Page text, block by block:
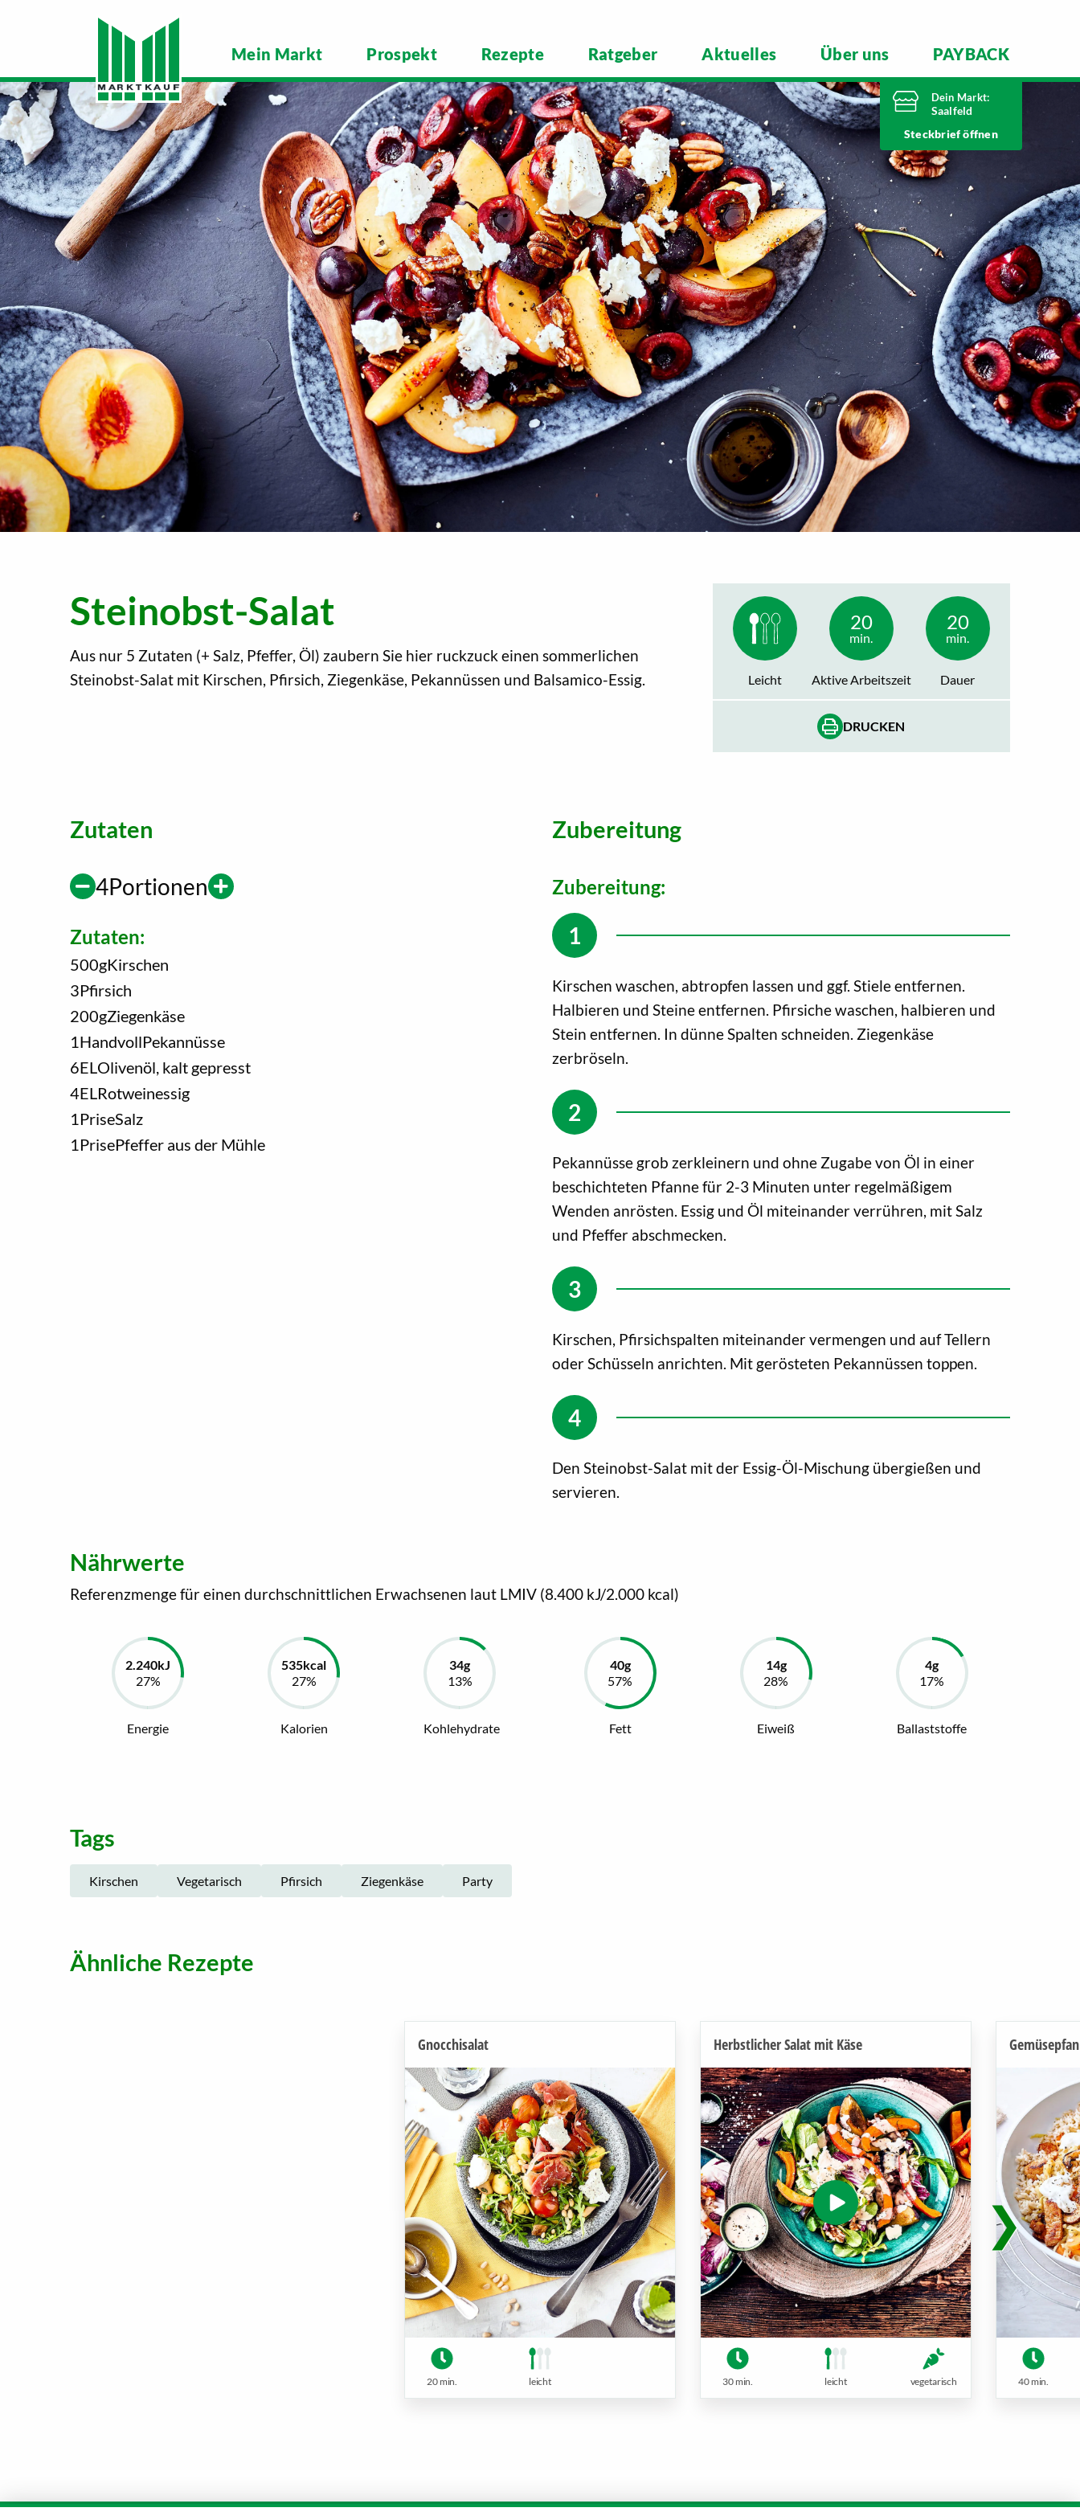
Mein Markt Prospekt Rezepte Ratgeber Aktuelles Über uns PAYBACK
Dein Markt:
Saalfeld
Heute bis
Telefonnummer
03671 5970
Mittlerer Watzenbach 4
07318 Saalfeld
Markt ändern
Steckbrief
Steinobst-Salat
Aus nur 5 Zutaten (+ Salz, Pfeffer, Öl) zaubern Sie hier ruckzuck einen sommerlichen
Steinobst-Salat mit Kirschen, Pfirsich, Ziegenkäse, Pekannüssen und Balsamico-Essig.
Leicht
20
min.
Aktive Arbeitszeit
20
min.
Dauer
DRUCKEN
Zutaten
4Portionen
Zutaten:
500gKirschen
3Pfirsich
200gZiegenkäse
1 HandvollPekannüsse
6EL Olivenöl, kalt gepresst
4EL Rotweinessig
1 PriseSalz
1 PrisePfeffer aus der Mühle
Zubereitung
Zubereitung:
Kirschen waschen, abtropfen lassen und ggf. Stiele entfernen.
Halbieren und Steine entfernen. Pfirsiche waschen, halbieren und
Stein entfernen. In dünne Spalten schneiden. Ziegenkäse
zerbröseln.
Pekannüsse grob zerkleinern und ohne Zugabe von Öl in einer
beschichteten Pfanne für 2-3 Minuten unter regelmäßigem
Wenden anrösten. Essig und Öl miteinander verrühren, mit Salz
und Pfeffer abschmecken.
Kirschen, Pfirsichspalten miteinander vermengen und auf Tellern
oder Schüsseln anrichten. Mit gerösteten Pekannüssen toppen.
Den Steinobst-Salat mit der Essig-Öl-Mischung übergießen und
servieren.
Nährwerte
Referenzmenge für einen durchschnittlichen Erwachsenen laut LMIV (8.400 kJ/2.000 kcal)
Energie Kalorien Kohlehydrate Fett Eiweiß Ballaststoffe
Tags
Kirschen Vegetarisch Pfirsich Ziegenkäse Party
Ähnliche Rezepte
Gnocchisalat
20 min. leicht
Herbstlicher Salat mit Käse
30 min. leicht vegetarisch 40 min.